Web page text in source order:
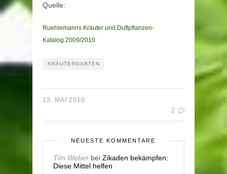
Quelle:
Ruehlemanns Kräuter und Duftpflanzen-
Katalog 2009/2010
KRÄUTERGARTEN
13. MAI 2010
2
NEUESTE KOMMENTARE
Tim Weber bei Zikaden bekämpfen:
Diese Mittel helfen